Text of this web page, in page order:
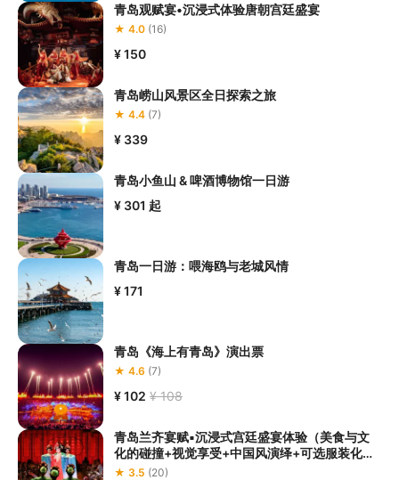
青岛观赋宴•沉浸式体验唐朝宫廷盛宴
★ 4.0 (16)
¥ 150
青岛崂山风景区全日探索之旅
★ 4.4 (7)
¥ 339
青岛小鱼山 & 啤酒博物馆一日游
¥ 301 起
青岛一日游：喂海鸥与老城风情
¥ 171
青岛《海上有青岛》演出票
★ 4.6 (7)
¥ 102 ¥ 108
青岛兰齐宴赋▪沉浸式宫廷盛宴体验（美食与文
化的碰撞+视觉享受+中国风演绎+可选服装化妆
体验）
★ 3.5 (20)